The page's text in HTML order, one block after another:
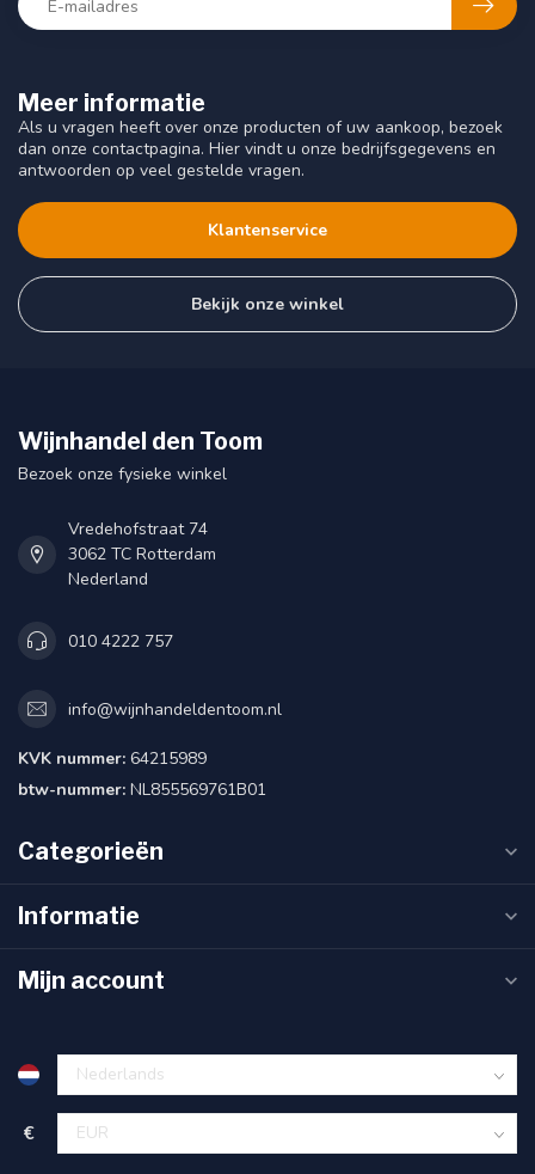
Meer informatie
Als u vragen heeft over onze producten of uw aankoop, bezoek
dan onze contactpagina. Hier vindt u onze bedrijfsgegevens en
antwoorden op veel gestelde vragen.
Klantenservice
Bekijk onze winkel
Wijnhandel den Toom
Bezoek onze fysieke winkel
Vredehofstraat 74
3062 TC Rotterdam
Nederland
010 4222 757
info@wijnhandeldentoom.nl
KVK nummer: 64215989
btw-nummer: NL855569761B01
Categorieën
Informatie
Mijn account
€